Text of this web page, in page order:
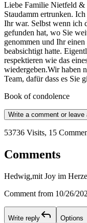
Liebe Familie Nietfeld &
Staudamm ertrunken.
Ihr war. Selbst wenn ich
gefunden hat, wo Sie
genommen und Ihr
beabsichtigt hatte.
respektieren wie das
wiedergeben.Wir haben
Team, dafür dass es Sie
Book of condolence
Write a comment or leave
53736 Visits, 15
Comments
Hedwig,mit Joy im
Comment from 10/26/
Write reply Options